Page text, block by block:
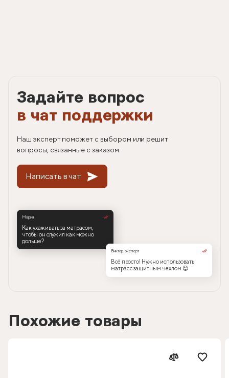
Задайте вопрос
в чат поддержки
Наш эксперт поможет с выбором или решит
вопросы, связанные с заказом.
Написать в чат
Мария
Как ухаживать за матрасом,
чтобы он служил как можно
дольше?
Виктор, эксперт
Всё просто! Нужно использовать
матрас с защитным чехлом 😉
Похожие товары